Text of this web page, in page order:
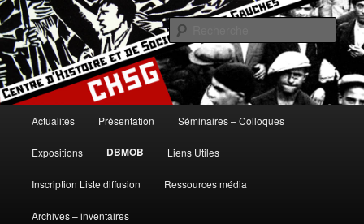
Aller
au
contenu
principalCentre d'Histoire et de Sociologie
des Gauches
histoire, gauches, gauche, communisme, syndicalisme, ouvrier, socialisme,
trotskysme, anarchisme, mouvement, emancipation, ULB
principal
Actualités Présentation Séminaires – Colloques
Expositions DBMOB Liens Utiles
Inscription Liste diffusion Ressources média
Archives – inventaires